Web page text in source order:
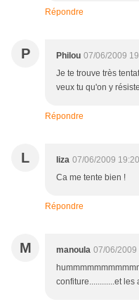
Répondre
P Philou 07/06/2009
Je te trouve très
veux tu qu'on y
Répondre
L liza 07/06/2009 19:20
Ca me tente bien !
Répondre
M manoula 07/06/2009
confiture............et les